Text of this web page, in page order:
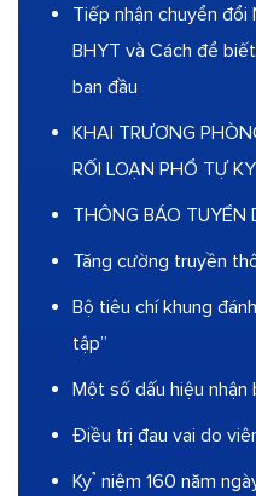
Tiếp nhận chuyển đổi
BHYT và Cách để
ban đầu
KHAI TRƯƠNG
RỐI LOẠN PHỔ TỰ
THÔNG BÁO TUYỂN
Tăng cường truyền
Bộ tiêu chí khung
tập”
Một số dấu hiệu
Điều trị đau vai do
Kỷ niệm 160 năm